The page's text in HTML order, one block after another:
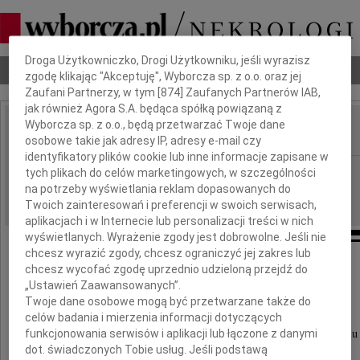
Nekrologi Odeszli Poradnik pogrzebowy
IMIĘ I NAZWISKO:
REGION: GAZETA_AREA_CODE.BS, Bydgoszcz
DATA EMISJI: 12.05.2023
Pani Antoninie Szulc
byłej Prezes i Członkowi Rady Nadzorczej
Fabryki Cukierniczej Kopernik S.A. w Toruniu
Dbamy o Twoją prywatność
Droga Użytkowniczko, Drogi Użytkowniku, jeśli wyrazisz
zgodę klikając "Akceptuję", Wyborcza sp. z o.o. oraz jej
Zaufani Partnerzy, w tym [874 ] Zaufanych Partnerów IAB,
jak również Agora S.A. będąca spółką powiązaną z
Wyborcza sp. z o.o., będą przetwarzać Twoje dane
osobowe takie jak adresy IP, adresy e-mail czy
identyfikatory plików cookie lub inne informacje zapisane w
tych plikach do celów marketingowych, w szczególności
na potrzeby wyświetlania reklam dopasowanych do
Twoich zainteresowań i preferencji w swoich serwisach,
aplikacjach i w Internecie lub personalizacji treści w nich
wyświetlanych. Wyrażenie zgody jest dobrowolne. Jeśli nie
chcesz wyrazić zgody, chcesz ograniczyć jej zakres lub
chcesz wycofać zgodę uprzednio udzieloną przejdź do
„Ustawień Zaawansowanych”.
Twoje dane osobowe mogą być przetwarzane także do
celów badania i mierzenia informacji dotyczących
funkcjonowania serwisów i aplikacji lub łączone z danymi
dot. świadczonych Tobie usług. Jeśli podstawą